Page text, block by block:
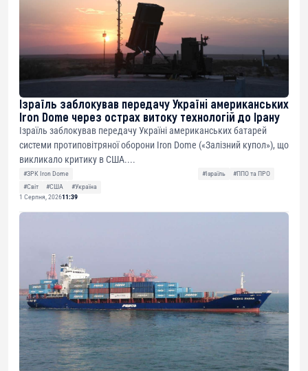
Ізраїль заблокував передачу Україні американських
Iron Dome через острах витоку технологій до Ірану
Ізраїль заблокував передачу Україні американських батарей
системи протиповітряної оборони Iron Dome («Залізний купол»), що
викликало критику в США....
#ЗРК Iron Dome #Ізраїль
#ППО та ПРО
#Світ
#США
#Україна
1 Серпня, 202611:39